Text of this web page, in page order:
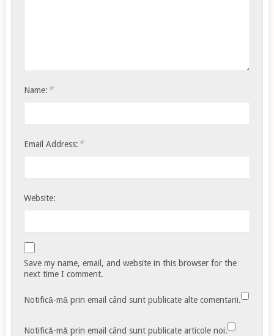
Name: *
Email Address: *
Website:
Save my name, email, and website in this browser for the
next time I comment.
Notifică-mă prin email când sunt publicate alte comentarii.
Notifică-mă prin email când sunt publicate articole noi.